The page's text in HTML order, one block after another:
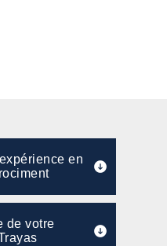
en
de votre